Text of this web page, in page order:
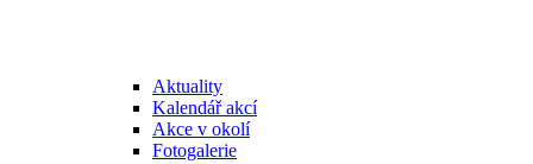
Aktuality
Kalendář akcí
Akce v okolí
Fotogalerie